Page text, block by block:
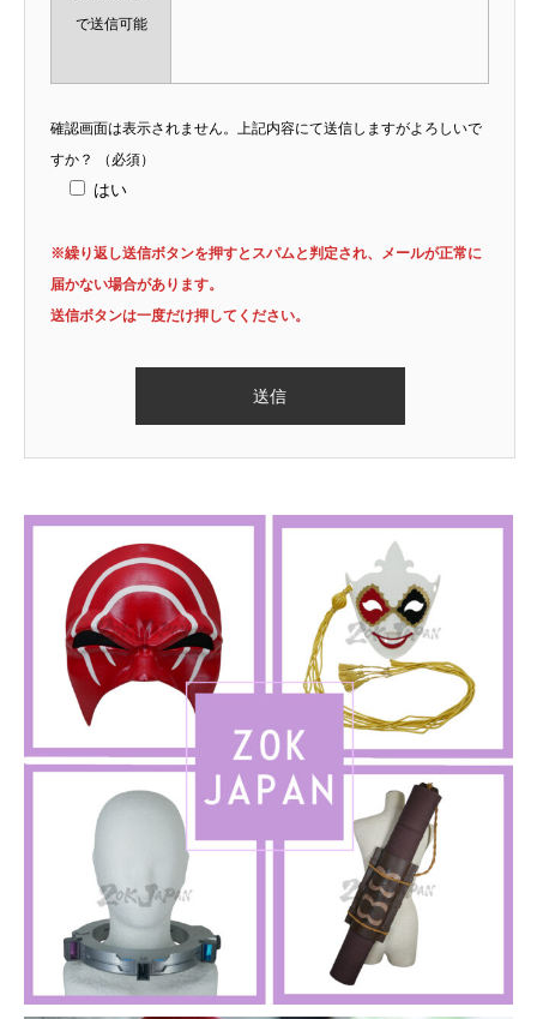
で送信可能
確認画面は表示されません。上記内容にて送信しますがよろしいで
すか？
（必須）
はい
※繰り返し送信ボタンを押すとスパムと判定され、メールが正常に
届かない場合があります。
送信ボタンは一度だけ押してください。